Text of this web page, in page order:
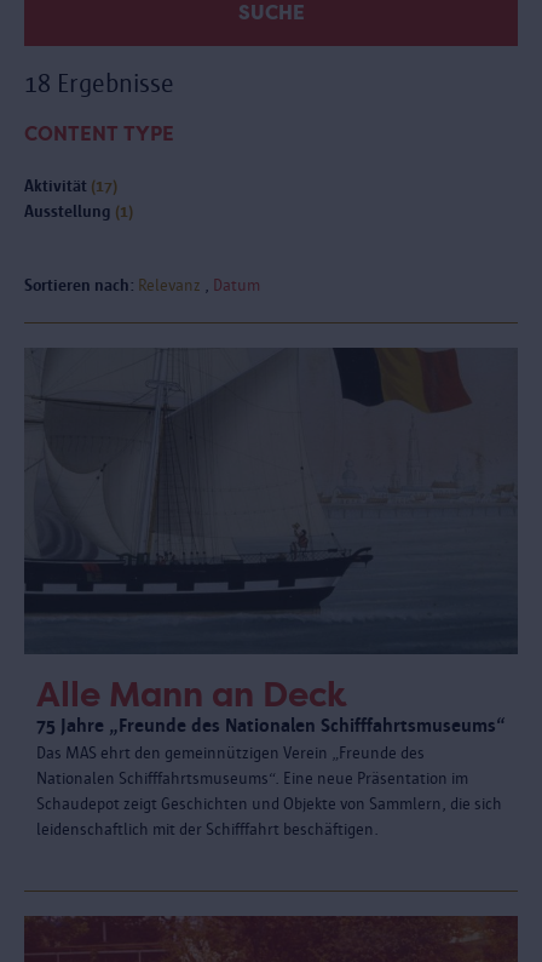
SUCHE
18 Ergebnisse
CONTENT TYPE
Aktivität (17)
Ausstellung (1)
Sortieren nach: Relevanz Datum
Alle Mann an Deck
75 Jahre „Freunde des Nationalen Schifffahrtsmuseums“
Das MAS ehrt den gemeinnützigen Verein „Freunde des
Nationalen Schifffahrtsmuseums“. Eine neue Präsentation im
Schaudepot zeigt Geschichten und Objekte von Sammlern, die sich
leidenschaftlich mit der Schifffahrt beschäftigen.